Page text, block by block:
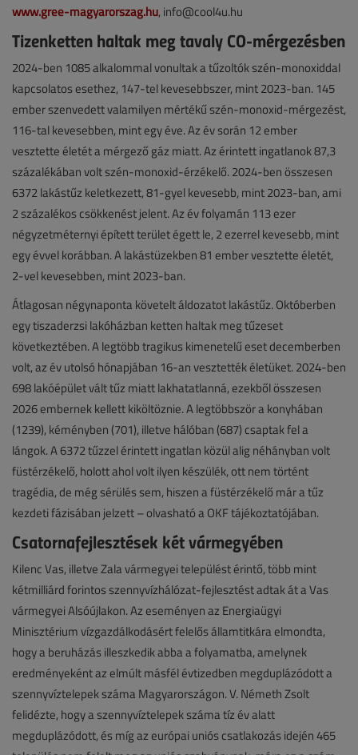
www.gree-magyarorszag.hu, info@cool4u.hu
Tizenketten haltak meg tavaly CO-mérgezésben
2024-ben 1085 alkalommal vonultak a tűzoltók szén-monoxiddal
kapcsolatos esethez, 147-tel kevesebbszer, mint 2023-ban. 145
ember szenvedett valamilyen mértékű szén-monoxid-mérgezést,
116-tal kevesebben, mint egy éve. Az év során 12 ember
vesztette életét a mérgező gáz miatt. Az érintett ingatlanok 87,3
százalékában volt szén-monoxid-érzékelő. 2024-ben összesen
6372 lakástűz keletkezett, 81-gyel kevesebb, mint 2023-ban, ami
2 százalékos csökkenést jelent. Az év folyamán 113 ezer
négyzetméternyi épített terület égett le, 2 ezerrel kevesebb, mint
egy évvel korábban. A lakástüzekben 81 ember vesztette életét,
2-vel kevesebben, mint 2023-ban.
Átlagosan négynaponta követelt áldozatot lakástűz. Októberben
egy tiszaderzsi lakóházban ketten haltak meg tűzeset
következtében. A legtöbb tragikus kimenetelű eset decemberben
volt, az év utolsó hónapjában 16-an vesztették életüket. 2024-ben
698 lakóépület vált tűz miatt lakhatatlanná, ezekből összesen
2026 embernek kellett kiköltöznie. A legtöbbször a konyhában
(1239), kéményben (701), illetve hálóban (687) csaptak fel a
lángok. A 6372 tűzzel érintett ingatlan közül alig néhányban volt
füstérzékelő, holott ahol volt ilyen készülék, ott nem történt
tragédia, de még sérülés sem, hiszen a füstérzékelő már a tűz
kezdeti fázisában jelzett – olvasható a OKF tájékoztatójában.
Csatornafejlesztések két vármegyében
Kilenc Vas, illetve Zala vármegyei települést érintő, több mint
kétmilliárd forintos szennyvízhálózat-fejlesztést adtak át a Vas
vármegyei Alsóújlakon. Az eseményen az Energiaügyi
Minisztérium vízgazdálkodásért felelős államtitkára elmondta,
hogy a beruházás illeszkedik abba a folyamatba, amelynek
eredményeként az elmúlt másfél évtizedben megduplázódott a
szennyvíztelepek száma Magyarországon. V. Németh Zsolt
felidézte, hogy a szennyvíztelepek száma tíz év alatt
megduplázódott, és míg az európai uniós csatlakozás idején 465